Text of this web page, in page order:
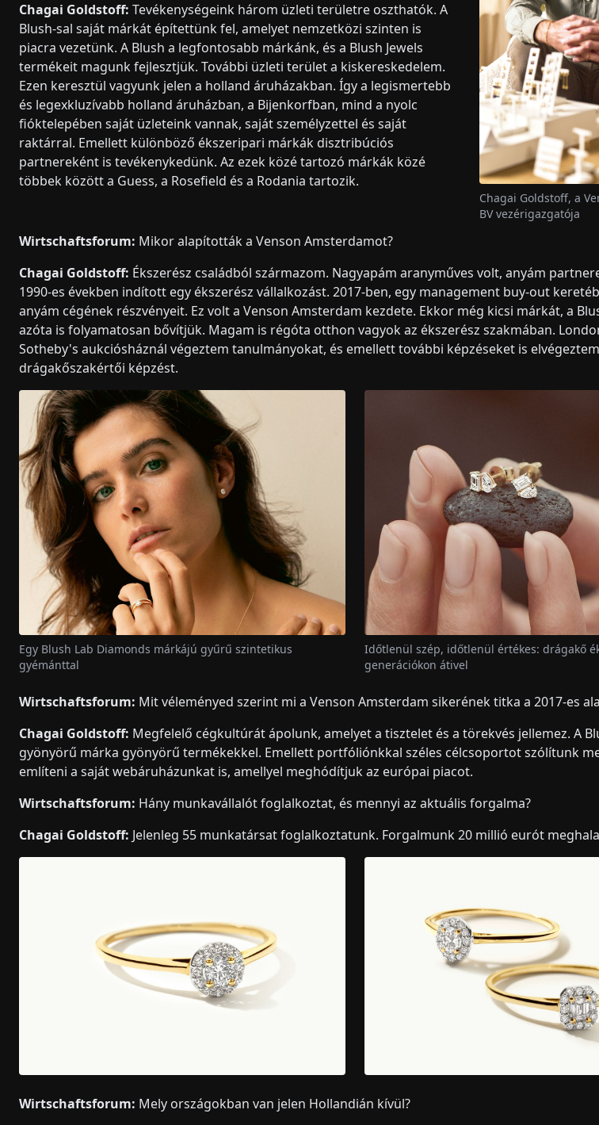
Chagai Goldstoff: Tevékenységeink három üzleti területre oszthatók. A
Blush-sal saját márkát építettünk fel, amelyet nemzetközi szinten is
piacra vezetünk. A Blush a legfontosabb márkánk, és a Blush Jewels
termékeit magunk fejlesztjük. További üzleti terület a kiskereskedelem.
Ezen keresztül vagyunk jelen a holland áruházakban. Így a legismertebb
és legexkluzívabb holland áruházban, a Bijenkorfban, mind a nyolc
fióktelepében saját üzleteink vannak, saját személyzettel és saját
raktárral. Emellett különböző ékszeripari márkák disztribúciós
partnereként is tevékenykedünk. Az ezek közé tartozó márkák közé
többek között a Guess, a Rosefield és a Rodania tartozik.
Chagai Goldstoff, a
BV vezérigazgatója
Wirtschaftsforum: Mikor alapították a Venson Amsterdamot?
Chagai Goldstoff: Ékszerész családból származom. Nagyapám aranyműves volt, anyám
1990-es években indított egy ékszerész vállalkozást. 2017-ben, egy management buy-out
anyám cégének részvényeit. Ez volt a Venson Amsterdam kezdete. Ekkor még kicsi márkát, a
azóta is folyamatosan bővítjük. Magam is régóta otthon vagyok az ékszerész szakmában.
Sotheby's aukciósháznál végeztem tanulmányokat, és emellett további képzéseket is
drágakőszakértői képzést.
Egy Blush Lab Diamonds márkájú gyűrű szintetikus
gyémánttal
Időtlenül szép, időtlenül értékes: drágakő
generációkon átivel
Wirtschaftsforum: Mit véleményed szerint mi a Venson Amsterdam sikerének titka a 2017-es
Chagai Goldstoff: Megfelelő cégkultúrát ápolunk, amelyet a tisztelet és a törekvés jellemez. A
gyönyörű márka gyönyörű termékekkel. Emellett portfóliónkkal széles célcsoportot szólítunk
említeni a saját webáruházunkat is, amellyel meghódítjuk az európai piacot.
Wirtschaftsforum: Hány munkavállalót foglalkoztat, és mennyi az aktuális forgalma?
Chagai Goldstoff: Jelenleg 55 munkatársat foglalkoztatunk. Forgalmunk 20 millió eurót
Wirtschaftsforum: Mely országokban van jelen Hollandián kívül?